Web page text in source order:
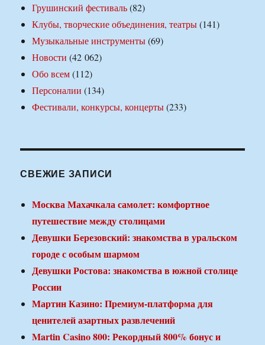
Грушинский фестиваль(82)
Клубы, творческие объединения, театры(141)
Музыкальные инструменты(69)
Новости (42 062)
Обо всем(112)
Персоналии (134)
Фестивали, конкурсы, концерты(233)
СВЕЖИЕ ЗАПИСИ
Москва Махачкала самолет: комфортное
путешествие между столицами
Девушки Березовский: знакомства в уральском
городе с особым шармом
Девушки Ростова: знакомства в южной столице
России
Мартин Казино: Премиум-платформа для
ценителей азартных развлечений
Martin Casino 800: Рекордный 800% бонус и